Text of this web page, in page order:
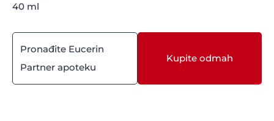
40 ml
Pronađite Eucerin
Partner apoteku
Kupite odmah